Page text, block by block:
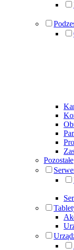
Pozostałe